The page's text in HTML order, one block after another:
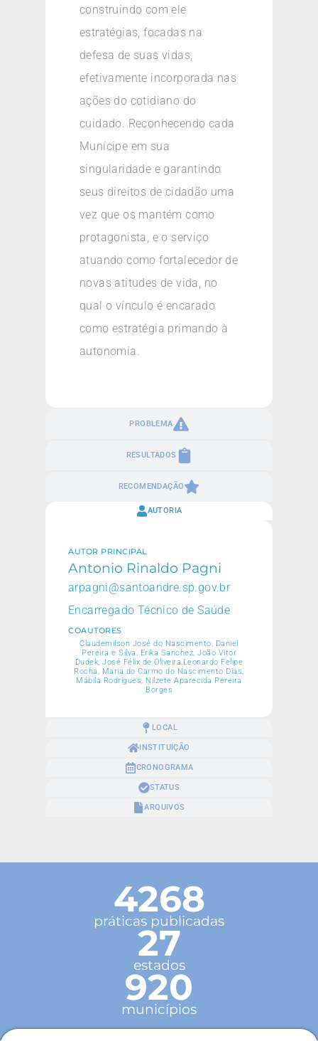
PROBLEMA
RESULTADOS
RECOMENDAÇÃO
construindo com ele
estratégias, focadas na
defesa de suas vidas,
efetivamente incorporada nas
ações do cotidiano do
cuidado. Reconhecendo cada
Munícipe em sua
singularidade e garantindo
seus direitos de cidadão uma
vez que os mantém como
protagonista, e o serviço
atuando como fortalecedor de
novas atitudes de vida, no
qual o vínculo é encarado
como estratégia primando à
autonomia.
AUTORIA
LOCAL
INSTITUIÇÃO
CRONOGRAMA
STATUS
ARQUIVOS
AUTOR PRINCIPAL
Antonio Rinaldo Pagni
arpagni@santoandre.sp.gov.br
Encarregado Técnico de Saúde
COAUTORES
Claudemilson José do Nascimento, Daniel
Pereira e Silva, Erika Sanchez, João Vitor
Dudek, José Félix de Oliveira,Leonardo Felipe
Rocha, Maria do Carmo do Nascimento Dias,
Mábila Rodrigues, Nilzete Aparecida Pereira
Borges
4268
práticas publicadas
27
estados
920
municípios